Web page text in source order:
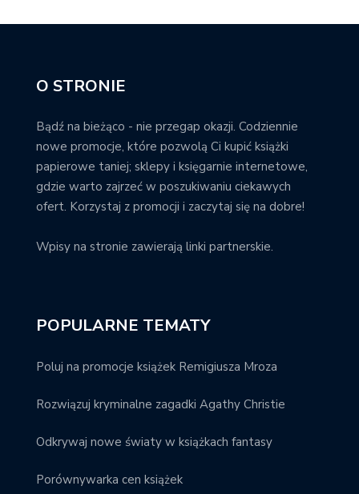
O STRONIE
Bądź na bieżąco - nie przegap okazji. Codziennie
nowe promocje, które pozwolą Ci kupić książki
papierowe taniej; sklepy i księgarnie internetowe,
gdzie warto zajrzeć w poszukiwaniu ciekawych
ofert. Korzystaj z promocji i zaczytaj się na dobre!
Wpisy na stronie zawierają linki partnerskie.
POPULARNE TEMATY
Poluj na promocje książek Remigiusza Mroza
Rozwiązuj kryminalne zagadki Agathy Christie
Odkrywaj nowe światy w książkach fantasy
Porównywarka cen książek